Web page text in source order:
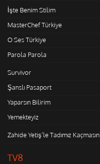
İşte Benim Stilim
MasterChef Türkiye
O Ses Türkiye
Parola Parola
Survivor
Şanslı Pasaport
Yaparsın Bilirim
Yemekteyiz
Zahide Yetiş'le Tadımız Kaçmasın
TV8